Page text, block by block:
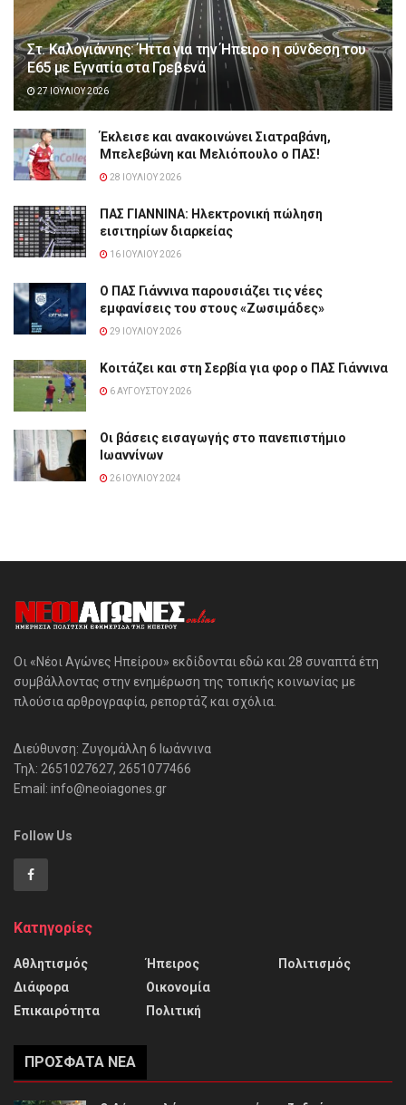
Στ. Καλογιάννης: Ήττα για την Ήπειρο η σύνδεση του
Ε65 με Εγνατία στα Γρεβενά
27 ΙΟΥΛΊΟΥ 2026
Έκλεισε και ανακοινώνει Σιατραβάνη,
Μπελεβώνη και Μελιόπουλο ο ΠΑΣ!
28 ΙΟΥΛΊΟΥ 2026
ΠΑΣ ΓΙΑΝΝΙΝΑ: Hλεκτρονική πώληση
εισιτηρίων διαρκείας
16 ΙΟΥΛΊΟΥ 2026
Ο ΠΑΣ Γιάννινα παρουσιάζει τις νέες
εμφανίσεις του στους «Ζωσιμάδες»
29 ΙΟΥΛΊΟΥ 2026
Κοιτάζει και στη Σερβία για φορ ο ΠΑΣ Γιάννινα
6 ΑΥΓΟΎΣΤΟΥ 2026
Οι βάσεις εισαγωγής στο πανεπιστήμιο
Ιωαννίνων
26 ΙΟΥΛΊΟΥ 2024
Οι «Νέοι Αγώνες Ηπείρου» εκδίδονται εδώ και 28 συναπτά έτη
συμβάλλοντας στην ενημέρωση της τοπικής κοινωνίας με
πλούσια αρθρογραφία, ρεπορτάζ και σχόλια.
Διεύθυνση: Ζυγομάλλη 6 Ιωάννινα
Τηλ: 2651027627, 2651077466
Email: info@neoiagones.gr
Follow Us
Κατηγορίες
Αθλητισμός
Διάφορα
Επικαιρότητα
Ήπειρος
Οικονομία
Πολιτική
Πολιτισμός
ΠΡΌΣΦΑΤΑ ΝΈΑ